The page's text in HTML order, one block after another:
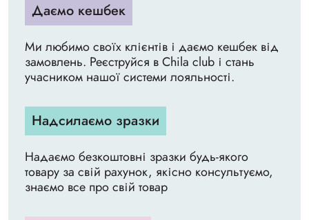
Даємо кешбек
Ми любимо своїх клієнтів і даємо кешбек від
замовлень. Реєструйся в Chila club і стань
учасником нашої системи лояльності.
Надсилаємо зразки
Надаємо безкоштовні зразки будь-якого
товару за свій рахунок, якісно консультуємо,
знаємо все про свій товар